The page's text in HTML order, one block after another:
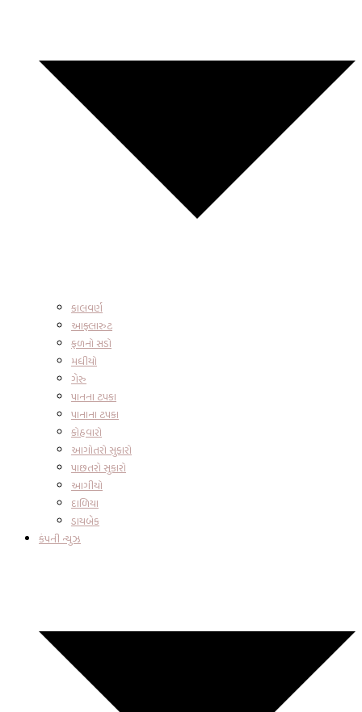
કાલવર્ણ
આફ્લારુટ
ફળનો સડો
મધીયો
ગેરુ
પાનના ટપકા
પાનાના ટપકા
કોહવારો
આગોતરો સુકારો
પાછતરો સુકારો
આગીયો
દાળિયા
ડાયબેક
કંપની ન્યુઝ